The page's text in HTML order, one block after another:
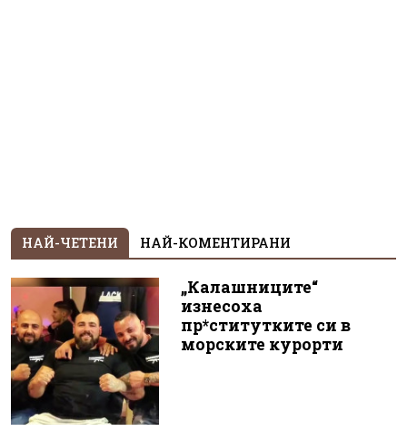
НАЙ-ЧЕТЕНИ НАЙ-КОМЕНТИРАНИ
„Калашниците“
изнесоха
пр*ститутките си в
морските курорти